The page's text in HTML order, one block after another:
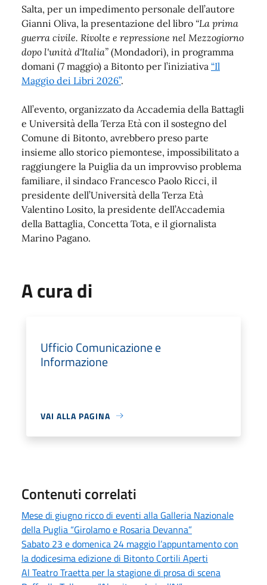
Salta, per un impedimento personale dell’autore
Gianni Oliva, la presentazione del libro “La prima
guerra civile. Rivolte e repressione nel Mezzogiorno
dopo l'unità d'Italia” (Mondadori), in programma
domani (7 maggio) a Bitonto per l’iniziativa “Il
Maggio dei Libri 2026”.
All’evento, organizzato da Accademia della Battagli
e Università della Terza Età con il sostegno del
Comune di Bitonto, avrebbero preso parte
insieme allo storico piemontese, impossibilitato a
raggiungere la Puiglia da un improvviso problema
familiare, il sindaco Francesco Paolo Ricci, il
presidente dell’Università della Terza Età
Valentino Losito, la presidente dell’Accademia
della Battaglia, Concetta Tota, e il giornalista
Marino Pagano.
A cura di
Ufficio Comunicazione e
Informazione
VAI ALLA PAGINA
Contenuti correlati
Mese di giugno ricco di eventi alla Galleria Nazionale
della Puglia “Girolamo e Rosaria Devanna”
Sabato 23 e domenica 24 maggio l’appuntamento con
la dodicesima edizione di Bitonto Cortili Aperti
Al Teatro Traetta per la stagione di prosa di scena